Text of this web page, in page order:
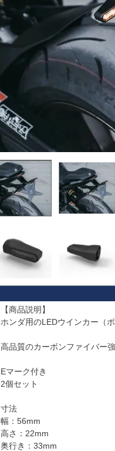
【商品説明】
ホンダ用のLEDウインカー（ポ
高品質のカーボンファイバー
Eマーク付き
2個セット
寸法
幅：56mm
高さ：22mm
奥行き：33mm